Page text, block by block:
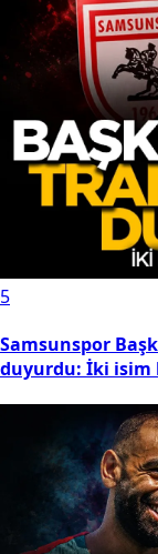
5
Samsunspor
duyurdu: İki isim